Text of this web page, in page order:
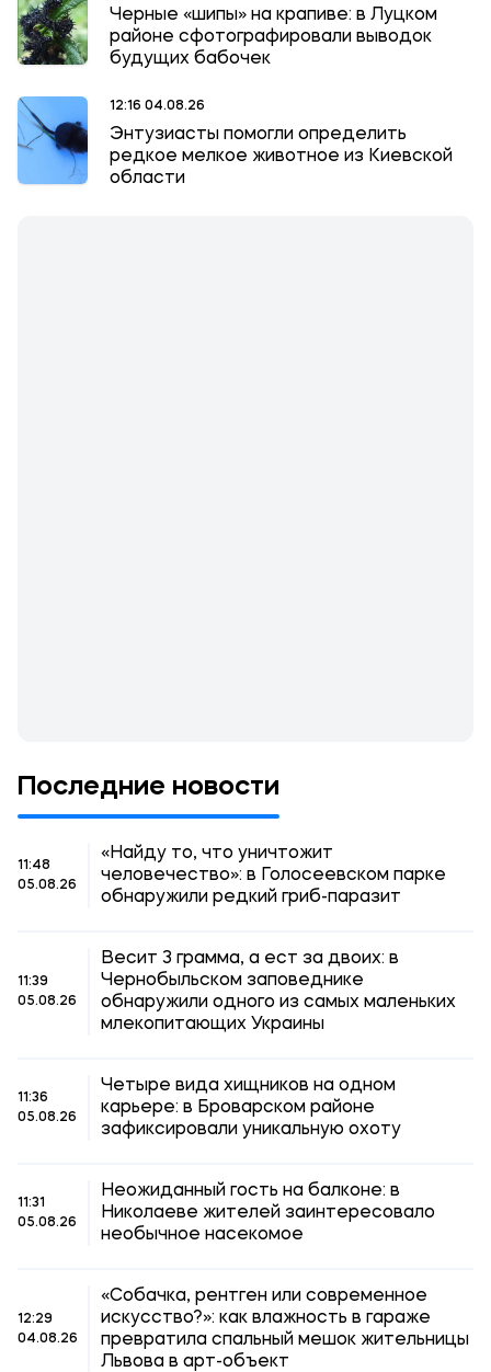
Черные «шипы» на крапиве: в Луцком
районе сфотографировали выводок
будущих бабочек
12:16 04.08.26
Энтузиасты помогли определить
редкое мелкое животное из Киевской
области
Последние новости
11:48
05.08.26
«Найду то, что уничтожит
человечество»: в Голосеевском парке
обнаружили редкий гриб-паразит
11:39
05.08.26
Весит 3 грамма, а ест за двоих: в
Чернобыльском заповеднике
обнаружили одного из самых маленьких
млекопитающих Украины
11:36
05.08.26
Четыре вида хищников на одном
карьере: в Броварском районе
зафиксировали уникальную охоту
11:31
05.08.26
Неожиданный гость на балконе: в
Николаеве жителей заинтересовало
необычное насекомое
12:29
04.08.26
«Собачка, рентген или современное
искусство?»: как влажность в гараже
превратила спальный мешок жительницы
Львова в арт-объект